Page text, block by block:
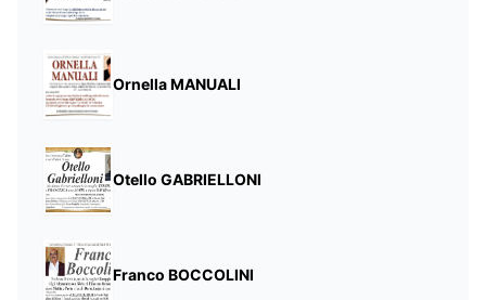
Ornella MANUALI
Otello GABRIELLONI
Franco BOCCOLINI